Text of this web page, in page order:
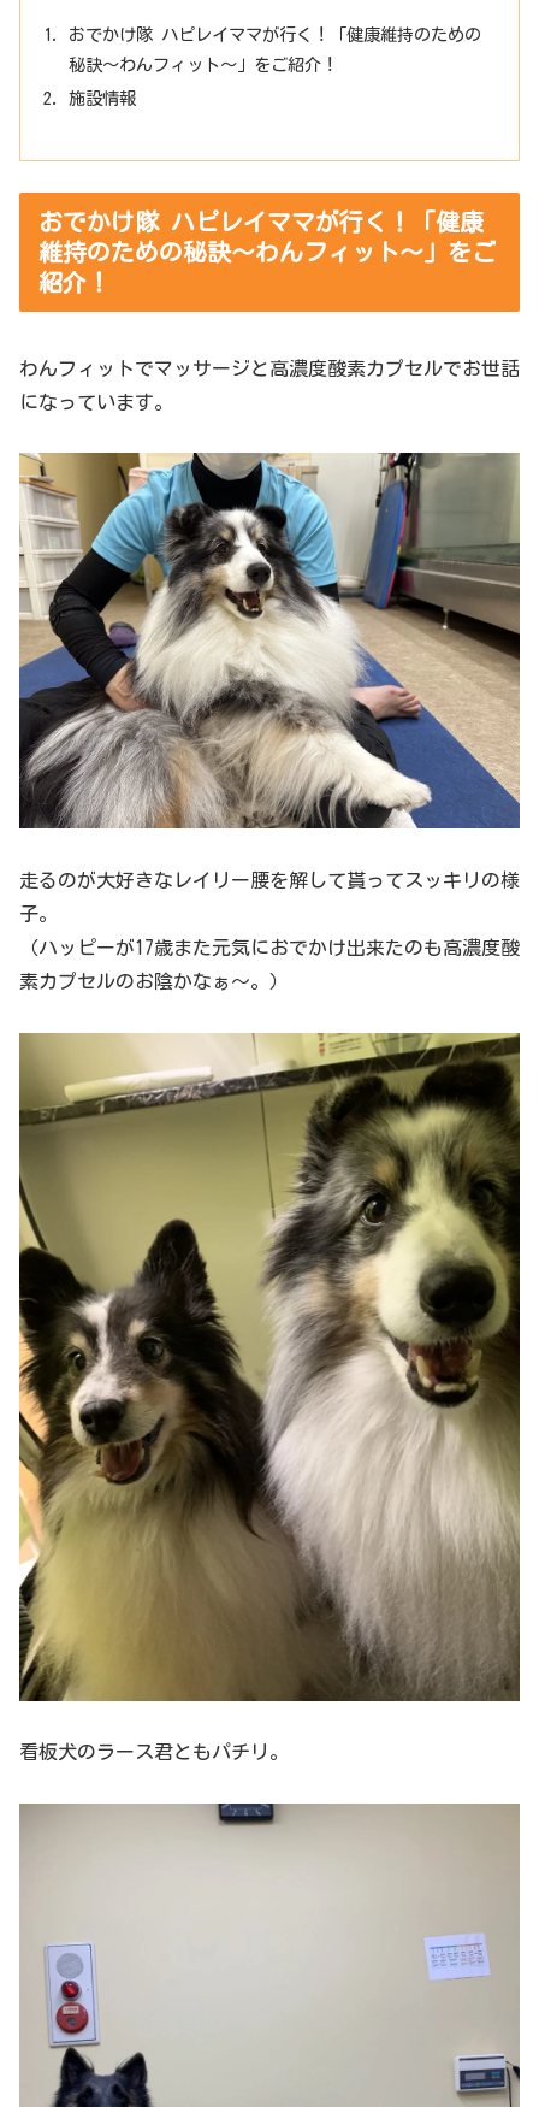
おでかけ隊 ハピレイママが行く！「健康維持のための
秘訣〜わんフィット〜」をご紹介！
施設情報
おでかけ隊 ハピレイママが行く！「健康
維持のための秘訣〜わんフィット〜」をご
紹介！
わんフィットでマッサージと高濃度酸素カプセルでお世話
になっています。
走るのが大好きなレイリー腰を解して貰ってスッキリの様
子。
（ハッピーが17歳また元気におでかけ出来たのも高濃度酸
素カプセルのお陰かなぁ〜。）
看板犬のラース君ともパチリ。